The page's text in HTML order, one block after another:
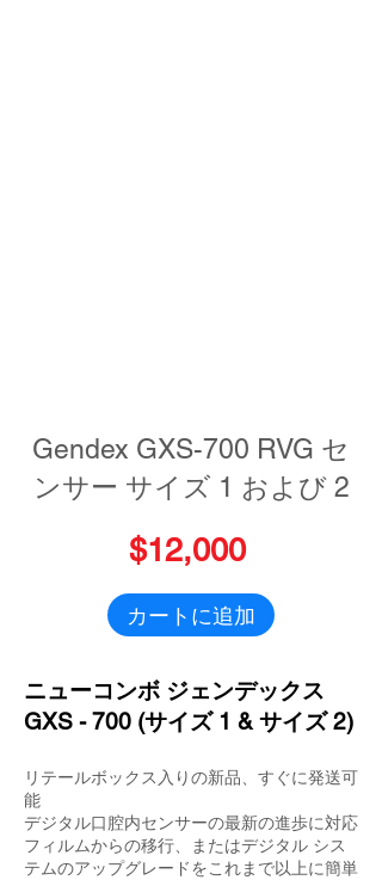
Gendex GXS-700 RVG セ
ンサー サイズ 1 および 2
$12,000
カートに追加
ニューコンボ ジェンデックス
GXS - 700 (サイズ 1 & サイズ 2)
リテールボックス入りの新品、すぐに発送可
能
デジタル口腔内センサーの最新の進歩に対応
フィルムからの移行、またはデジタル シス
テムのアップグレードをこれまで以上に簡単